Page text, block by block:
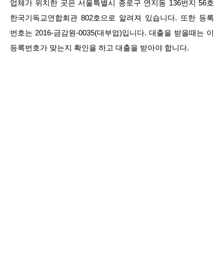
업체가 위치한 곳은 서울특별시 종로구 연지동 136번지 56호
한국기독교연합회관 802호으로 알려져 있습니다. 또한 등록
번호는 2016-금감원-0035(대부업)입니다. 대출을 받을때는 이
등록번호가 맞는지 확인을 하고 대출을 받아야 합니다.